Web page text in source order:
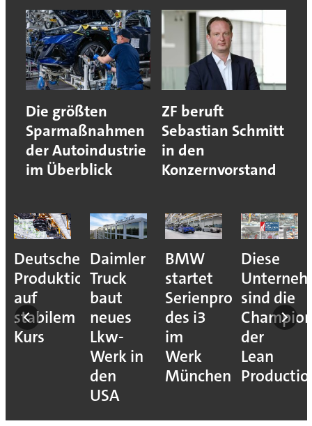
Die größten
Sparmaßnahmen
der Autoindustrie
im Überblick
ZF beruft
Sebastian Schmitt
in den
Konzernvorstand
Deutsche
Produktion
auf
stabilem
Kurs
Daimler
Truck
baut
neues
Lkw-
Werk in
den
USA
BMW
startet
Serienproduktion
des i3
im
Werk
München
Diese
sind die
der
Lean